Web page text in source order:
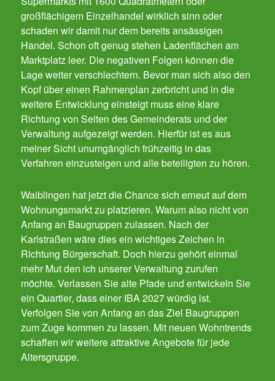
großflächigem Einzelhandel wirklich sinn oder
schaden wir damit nur dem bereits ansässigen
Handel. Schon oft genug stehen Ladenflächen am
Marktplatz leer. Die negativen Folgen können die
Lage weiter verschlechtern. Bevor man sich also den
Kopf über einen Rahmenplan zerbricht und in die
weitere Entwicklung einsteigt muss eine klare
Richtung von Seiten des Gemeinderats und der
Verwaltung aufgezeigt werden. Hierfür ist es aus
meiner Sicht unumgänglich frühzeitig in das
Verfahren einzusteigen und alle beteiligten zu hören.
Waiblingen hat jetzt die Chance sich erneut auf dem
Wohnungsmarkt zu platzieren. Warum also nicht von
Anfang an Baugruppen zulassen. Nach der
Karlstraßen wäre dies ein wichtiges Zeichen in
Richtung Bürgerschaft. Doch hierzu gehört einmal
mehr Mut den ich unserer Verwaltung zurufen
möchte. Verlassen Sie alte Pfade und entwickeln Sie
ein Quartier, dass einer IBA 2027 würdig ist.
Verfolgen Sie von Anfang an das Ziel Baugruppen
zum Zuge kommen zu lassen. Mit neuen Wohntrends
schaffen wir weitere attraktive Angebote für jede
Altersgruppe.